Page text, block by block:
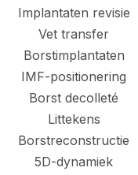
Implantaten revisie
Vet transfer
Borstimplantaten
IMF-positionering
Borst decolleté
Littekens
Borstreconstructie
5D-dynamiek